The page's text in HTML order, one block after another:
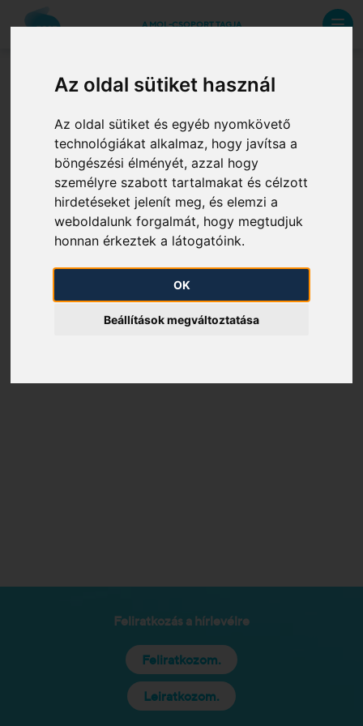
Az oldal sütiket használ
Az oldal sütiket és egyéb nyomkövető
technológiákat alkalmaz, hogy javítsa a
böngészési élményét, azzal hogy
személyre szabott tartalmakat és célzott
hirdetéseket jelenít meg, és elemzi a
weboldalunk forgalmát, hogy megtudjuk
honnan érkeztek a látogatóink.
OK
Beállítások megváltoztatása
A MOL-CSOPORT TAGJA
Platform
Transzparencia adatok
Az FGSZ rendszerére vonatkozó, a jogszabályi
kapcsolaton keresztül továbbítja az ENTSOG-nak
(Földgázpiaci Szállításirendszer-üzemeltetők Európai
Hálózata). Az ENTSOG az adatokat a központi
Feliratkozás a hírlevélre
Feliratkozom.
Leiratkozom.